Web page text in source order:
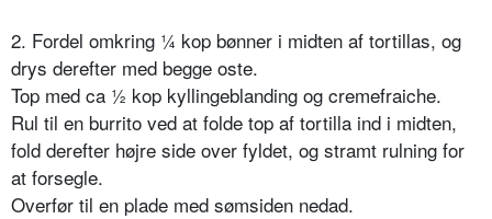
2. Fordel omkring ¼ kop bønner i midten af tortillas, og
drys derefter med begge oste.
Top med ca ½ kop kyllingeblanding og cremefraiche.
Rul til en burrito ved at folde top af tortilla ind i midten,
fold derefter højre side over fyldet, og stramt rulning for
at forsegle.
Overfør til en plade med sømsiden nedad.